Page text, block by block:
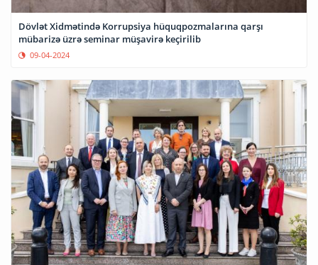
Dövlət Xidmətində Korrupsiya hüquqpozmalarına qarşı
mübarizə üzrə seminar müşavirə keçirilib
09-04-2024